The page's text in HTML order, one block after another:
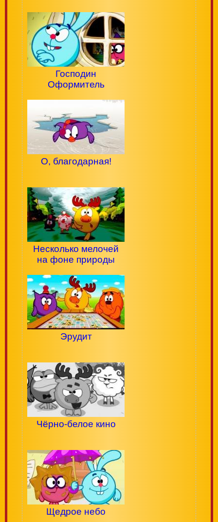
Господин
Оформитель
О, благодарная!
Несколько мелочей
на фоне природы
Эрудит
Чёрно-белое кино
Щедрое небо